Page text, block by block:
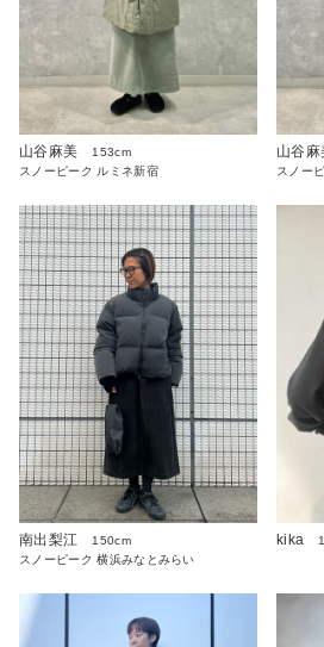
山谷麻美
153cm
スノーピーク ルミネ新宿
山谷麻
スノー
南出梨江
150cm
スノーピーク 横浜みなとみらい
kika